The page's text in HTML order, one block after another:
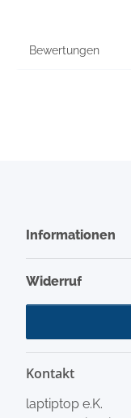
Bewertungen
Informationen
Widerruf
Kontakt
laptiptop e.K.